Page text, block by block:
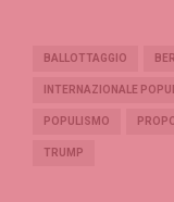
BALLOTTAGGIO
INTERNAZIONALE
POPULISMO
TRUMP